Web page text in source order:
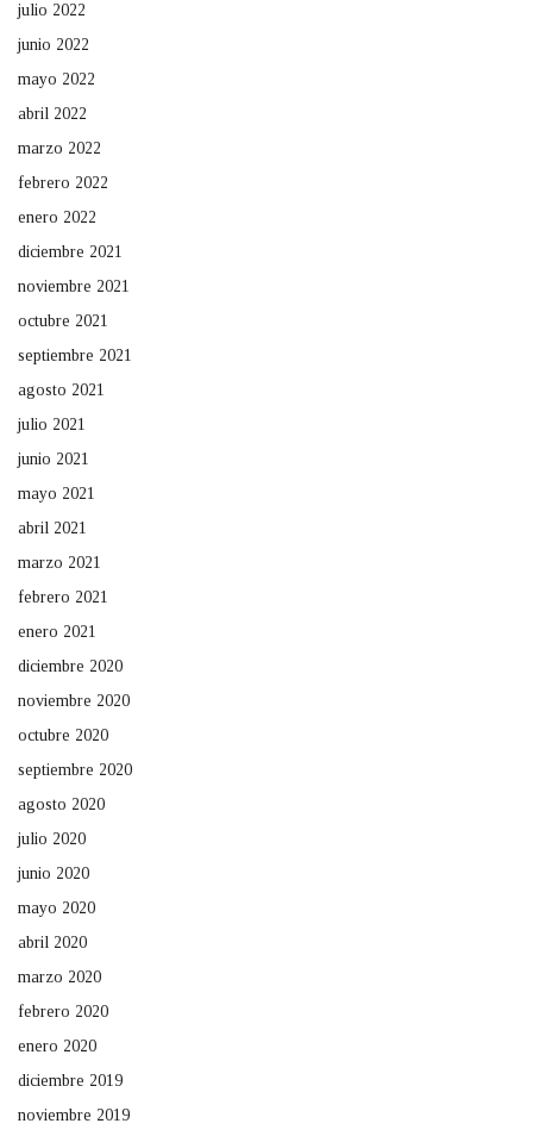
julio 2022
junio 2022
mayo 2022
abril 2022
marzo 2022
febrero 2022
enero 2022
diciembre 2021
noviembre 2021
octubre 2021
septiembre 2021
agosto 2021
julio 2021
junio 2021
mayo 2021
abril 2021
marzo 2021
febrero 2021
enero 2021
diciembre 2020
noviembre 2020
octubre 2020
septiembre 2020
agosto 2020
julio 2020
junio 2020
mayo 2020
abril 2020
marzo 2020
febrero 2020
enero 2020
diciembre 2019
noviembre 2019